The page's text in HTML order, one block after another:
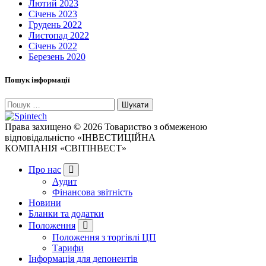
Лютий 2023
Січень 2023
Грудень 2022
Листопад 2022
Січень 2022
Березень 2020
Пошук інформації
Пошук:
Права захищено © 2026 Товариство з обмеженою
відповідальністю «ІНВЕСТИЦІЙНА
КОМПАНІЯ «СВІТІНВЕСТ»
Про нас
Аудит
Фінансова звітність
Новини
Бланки та додатки
Положення
Положення з торгівлі ЦП
Тарифи
Інформація для депонентів